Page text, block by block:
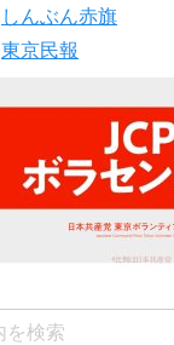
しんぶん赤旗
東京民報